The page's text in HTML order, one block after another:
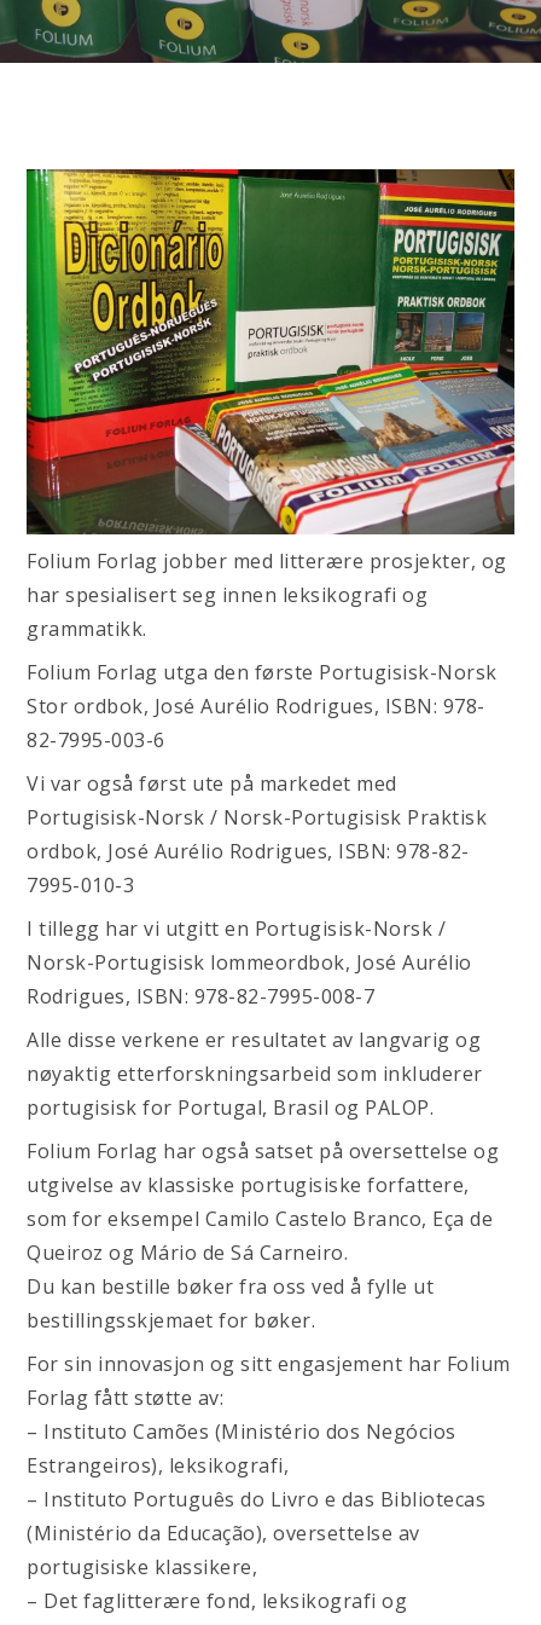
Folium Forlag jobber med litterære prosjekter, og
har spesialisert seg innen leksikografi og
grammatikk.
Folium Forlag utga den første Portugisisk-Norsk
Stor ordbok, José Aurélio Rodrigues, ISBN: 978-
82-7995-003-6
Vi var også først ute på markedet med
Portugisisk-Norsk / Norsk-Portugisisk Praktisk
ordbok, José Aurélio Rodrigues, ISBN: 978-82-
7995-010-3
I tillegg har vi utgitt en Portugisisk-Norsk /
Norsk-Portugisisk lommeordbok, José Aurélio
Rodrigues, ISBN: 978-82-7995-008-7
Alle disse verkene er resultatet av langvarig og
nøyaktig etterforskningsarbeid som inkluderer
portugisisk for Portugal, Brasil og PALOP.
Folium Forlag har også satset på oversettelse og
utgivelse av klassiske portugisiske forfattere,
som for eksempel Camilo Castelo Branco, Eça de
Queiroz og Mário de Sá Carneiro.
Du kan bestille bøker fra oss ved å fylle ut
bestillingsskjemaet for bøker.
For sin innovasjon og sitt engasjement har Folium
Forlag fått støtte av:
– Instituto Camões (Ministério dos Negócios
Estrangeiros), leksikografi,
– Instituto Português do Livro e das Bibliotecas
(Ministério da Educação), oversettelse av
portugisiske klassikere,
– Det faglitterære fond, leksikografi og